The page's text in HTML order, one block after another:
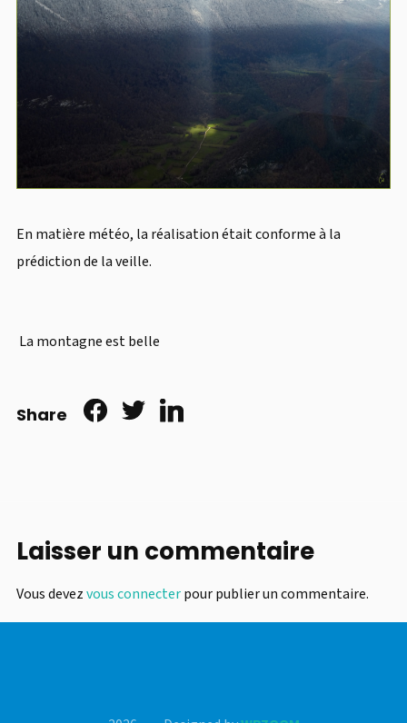
En matière météo, la réalisation était conforme à la
prédiction de la veille.
La montagne est belle
Share
Laisser un commentaire
Vous devezvous connecterpour publier un commentaire.